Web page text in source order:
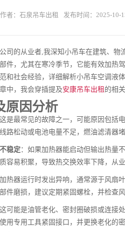
作者：石泉吊车出租 发布时间：2025-10-
公司的从业者,我深知小吊车在建筑、物
件，尤其在寒冷季节，它能有效加热
和社会经验，详细解析小吊车空调液
中，我会穿插提及安康吊车出租 的相
原因分析
是最常见的故障之一，可能原因包括
路松动或电池电量不足，燃油滤清器
稳定：如果加热器能启动但输出热量
容易积聚，导致热交换效率下降，从
热器运行时发出异响，通常源于风扇
件磨损，建议定期紧固螺栓，并检查
可能是油管老化、密封圈破损或连接
用专用工具紧固接口，并更换老化的密